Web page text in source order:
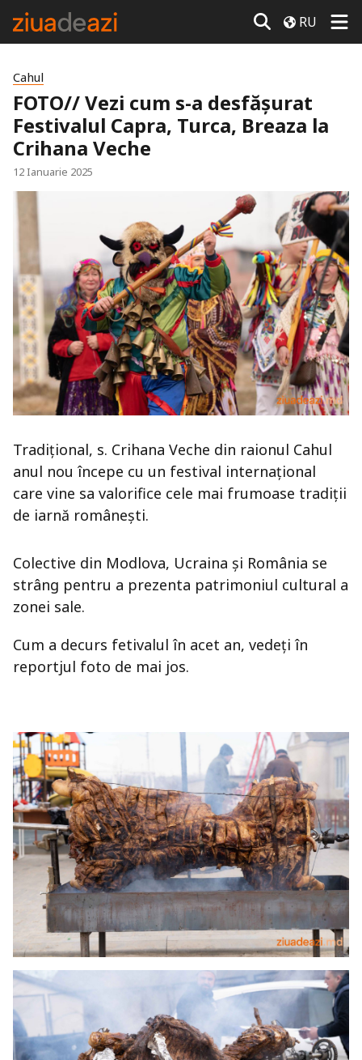
RU
Cahul
FOTO// Vezi cum s-a desfășurat
Festivalul Capra, Turca, Breaza la
Crihana Veche
12 Ianuarie 2025
Tradițional, s. Crihana Veche din raionul Cahul
anul nou începe cu un festival internațional
care vine sa valorifice cele mai frumoase tradiții
de iarnă românești.
Colective din Modlova, Ucraina și România se
strâng pentru a prezenta patrimoniul cultural a
zonei sale.
Cum a decurs fetivalul în acet an, vedeți în
reportjul foto de mai jos.